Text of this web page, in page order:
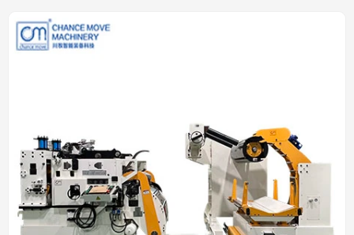
也可以通过前期的可行性应用测试和后期的验证优化，来确保设备
能完全符合客户要求。 在生产流程中，川牧智能依据ISO9001质量